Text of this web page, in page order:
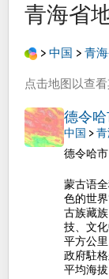
青海省
> 中国 > 青
点击地图 以查
德令
中国 >
德令哈市
蒙古语全
色的世
古族藏
技、文
平方公
政府駐格
平均海拔